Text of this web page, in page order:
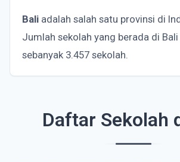
Bali adalah salah satu provinsi di
Jumlah sekolah yang berada di
sebanyak 3.457 sekolah.
Daftar Sekolah